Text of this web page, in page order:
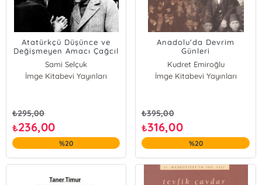
Atatürkçü Düşünce ve
Değişmeyen Amacı Çağcıl
Demokrasi
Sami Selçuk
İmge Kitabevi Yayınları
₺295,00
₺236,00
%20
Anadolu'da Devrim
Günleri
Kudret Emiroğlu
İmge Kitabevi Yayınları
₺395,00
₺316,00
%20